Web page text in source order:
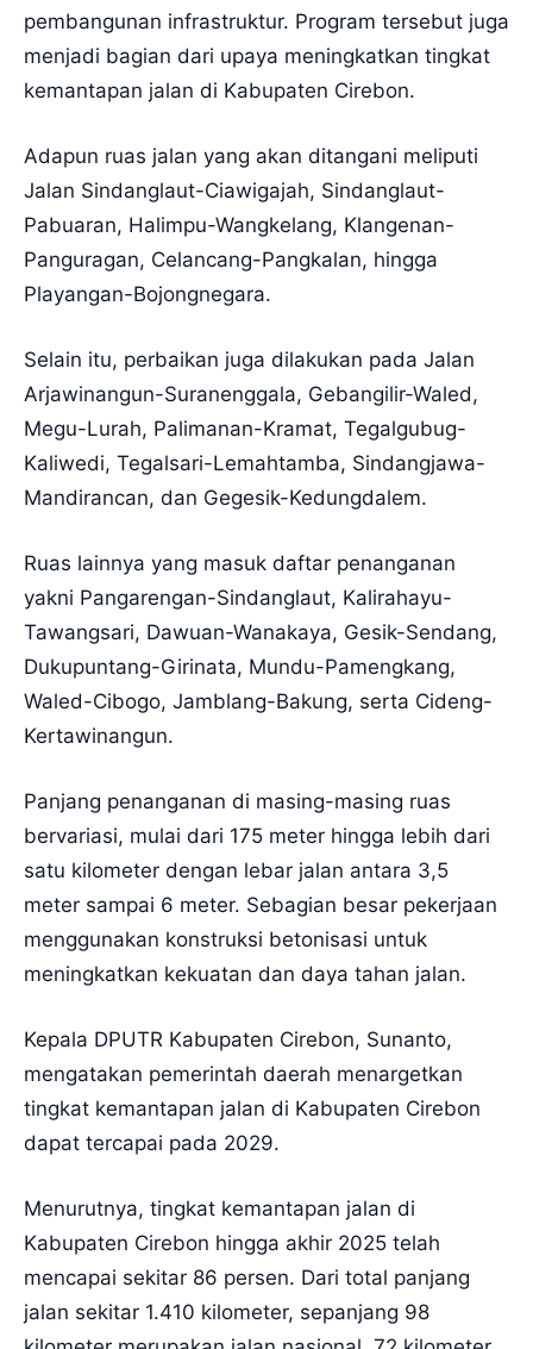
pembangunan infrastruktur. Program tersebut juga
menjadi bagian dari upaya meningkatkan tingkat
kemantapan jalan di Kabupaten Cirebon.
Adapun ruas jalan yang akan ditangani meliputi
Jalan Sindanglaut-Ciawigajah, Sindanglaut-
Pabuaran, Halimpu-Wangkelang, Klangenan-
Panguragan, Celancang-Pangkalan, hingga
Playangan-Bojongnegara.
Selain itu, perbaikan juga dilakukan pada Jalan
Arjawinangun-Suranenggala, Gebangilir-Waled,
Megu-Lurah, Palimanan-Kramat, Tegalgubug-
Kaliwedi, Tegalsari-Lemahtamba, Sindangjawa-
Mandirancan, dan Gegesik-Kedungdalem.
Ruas lainnya yang masuk daftar penanganan
yakni Pangarengan-Sindanglaut, Kalirahayu-
Tawangsari, Dawuan-Wanakaya, Gesik-Sendang,
Dukupuntang-Girinata, Mundu-Pamengkang,
Waled-Cibogo, Jamblang-Bakung, serta Cideng-
Kertawinangun.
Panjang penanganan di masing-masing ruas
bervariasi, mulai dari 175 meter hingga lebih dari
satu kilometer dengan lebar jalan antara 3,5
meter sampai 6 meter. Sebagian besar pekerjaan
menggunakan konstruksi betonisasi untuk
meningkatkan kekuatan dan daya tahan jalan.
Kepala DPUTR Kabupaten Cirebon, Sunanto,
mengatakan pemerintah daerah menargetkan
tingkat kemantapan jalan di Kabupaten Cirebon
dapat tercapai pada 2029.
Menurutnya, tingkat kemantapan jalan di
Kabupaten Cirebon hingga akhir 2025 telah
mencapai sekitar 86 persen. Dari total panjang
jalan sekitar 1.410 kilometer, sepanjang 98